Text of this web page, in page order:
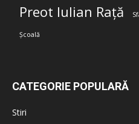
Preot Iulian Rață
Școală
CATEGORIE POPULARĂ
Stiri